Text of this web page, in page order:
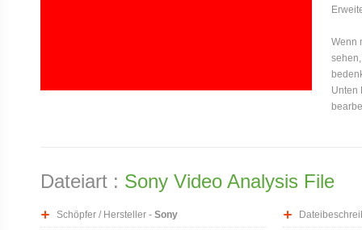
Wenn
Unten
Dateiart : Sony Video Analysis File
Schöpfer / Hersteller - Sony